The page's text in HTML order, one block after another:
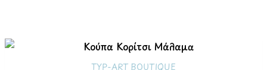
TYP-ART BOUTIQUE